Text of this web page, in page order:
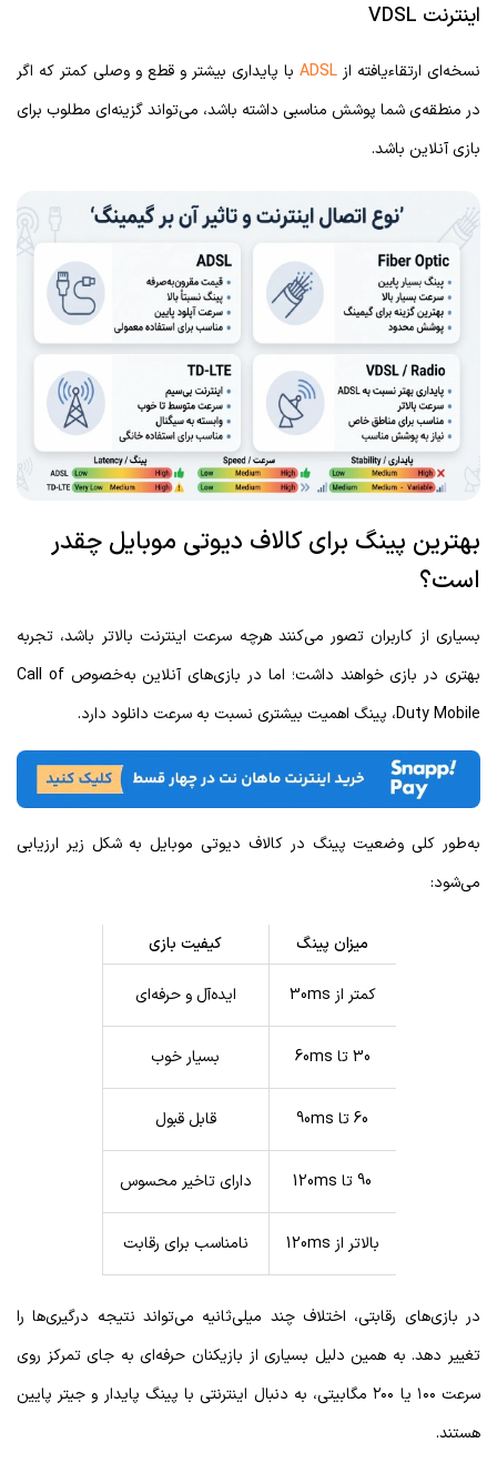
اینترنت VDSL
نسخه‌ای ارتقاءیافته از ADSL با پایداری بیشتر و قطع و وصلی کمتر که اگر
در منطقه‌ی شما پوشش مناسبی داشته باشد، می‌تواند گزینه‌ای مطلوب برای
بازی آنلاین باشد.
بهترین پینگ برای کالاف دیوتی موبایل چقدر
است؟
بسیاری از کاربران تصور می‌کنند هرچه سرعت اینترنت بالاتر باشد، تجربه
بهتری در بازی خواهند داشت؛ اما در بازی‌های آنلاین به‌خصوص Call of
Duty Mobile، پینگ اهمیت بیشتری نسبت به سرعت دانلود دارد.
به‌طور کلی وضعیت پینگ در کالاف دیوتی موبایل به شکل زیر ارزیابی
می‌شود:
میزان پینگ کیفیت بازی
کمتر از 30ms ایده‌آل و حرفه‌ای
30 تا 60ms بسیار خوب
60 تا 90ms قابل قبول
90 تا 120ms دارای تاخیر محسوس
بالاتر از 120ms نامناسب برای رقابت
در بازی‌های رقابتی، اختلاف چند میلی‌ثانیه می‌تواند نتیجه درگیری‌ها را
تغییر دهد. به همین دلیل بسیاری از بازیکنان حرفه‌ای به جای تمرکز روی
سرعت ۱۰۰ یا ۲۰۰ مگابیتی، به دنبال اینترنتی با پینگ پایدار و جیتر پایین
هستند.